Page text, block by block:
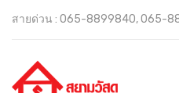
สายด่วน : 065-8899840, 065-